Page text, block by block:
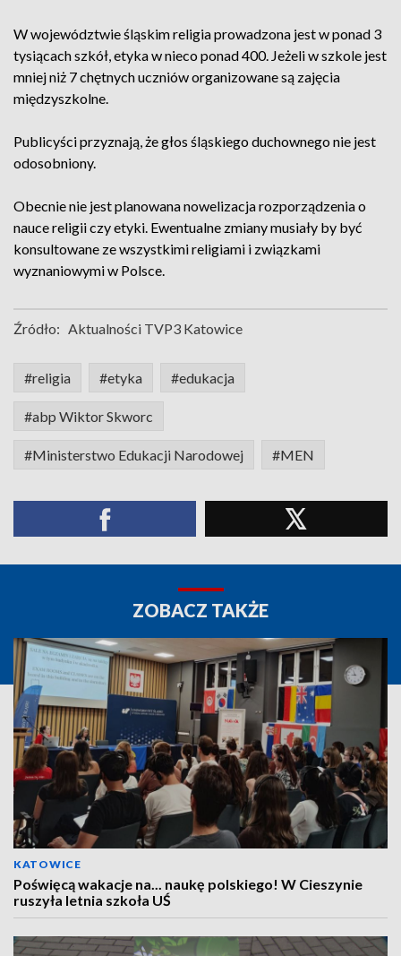
W województwie śląskim religia prowadzona jest w ponad 3
tysiącach szkół, etyka w nieco ponad 400. Jeżeli w szkole jest
mniej niż 7 chętnych uczniów organizowane są zajęcia
międzyszkolne.
Publicyści przyznają, że głos śląskiego duchownego nie jest
odosobniony.
Obecnie nie jest planowana nowelizacja rozporządzenia o
nauce religii czy etyki. Ewentualne zmiany musiały by być
konsultowane ze wszystkimi religiami i związkami
wyznaniowymi w Polsce.
Źródło: Aktualności TVP3 Katowice
#religia #etyka #edukacja
#abp Wiktor Skworc
#Ministerstwo Edukacji Narodowej #MEN
ZOBACZ TAKŻE
KATOWICE
Poświęcą wakacje na... naukę polskiego! W Cieszynie
ruszyła letnia szkoła UŚ